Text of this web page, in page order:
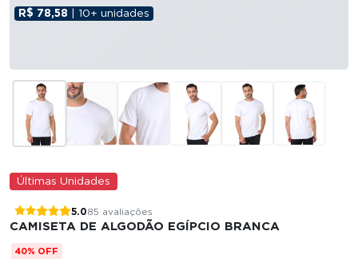
R$ 78,58 | 10+ unidades
Últimas Unidades
5.085 avaliações
CAMISETA DE ALGODÃO EGÍPCIO BRANCA
40% OFF